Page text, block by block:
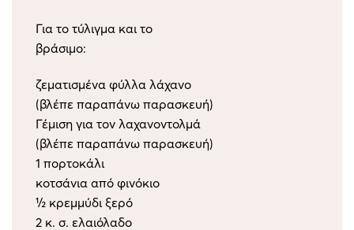
Για το τύλιγμα και το
βράσιμο:
ζεματισμένα φύλλα λάχανο
(βλέπε παραπάνω παρασκευή)
Γέμιση για τον λαχανοντολμά
(βλέπε παραπάνω παρασκευή)
1 πορτοκάλι
κοτσάνια από φινόκιο
½ κρεμμύδι ξερό
2 κ. σ. ελαιόλαδο